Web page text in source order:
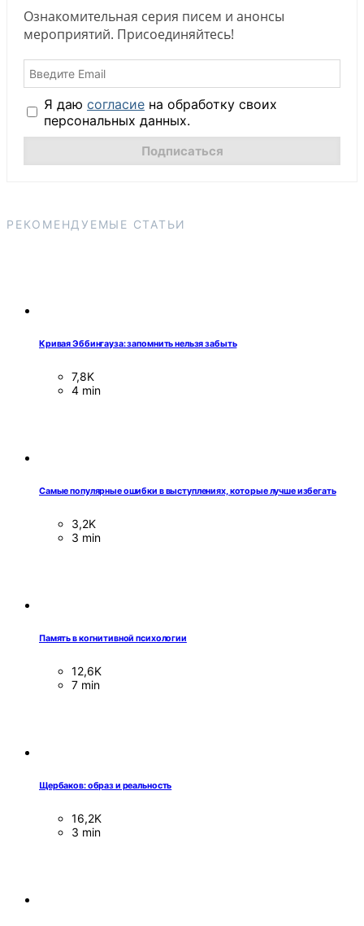
Ознакомительная серия писем и анонсы
мероприятий. Присоединяйтесь!
Я даю согласие на обработку своих
персональных данных.
РЕКОМЕНДУЕМЫЕ СТАТЬИ
Кривая Эббингауза: запомнить нельзя забыть
7,8K
4 min
Самые популярные ошибки в выступлениях, которые лучше избегать
3,2K
3 min
Память в когнитивной психологии
12,6K
7 min
Щербаков: образ и реальность
16,2K
3 min